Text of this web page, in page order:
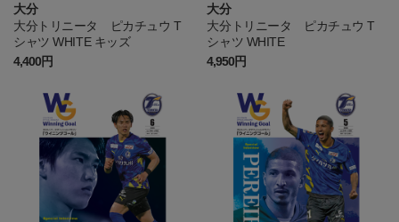
大分
大分トリニータ ピカチュウ T
シャツ WHITE キッズ
4,400円
大分
大分トリニータ ピカチュウ T
シャツ WHITE
4,950円